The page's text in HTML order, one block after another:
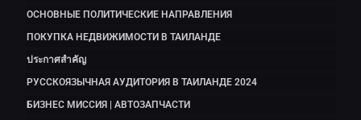
ОСНОВНЫЕ ПОЛИТИЧЕСКИЕ НАПРАВЛЕНИЯ
ПОКУПКА НЕДВИЖИМОСТИ В ТАИЛАНДЕ
ประกาศสำคัญ
РУССКОЯЗЫЧНАЯ АУДИТОРИЯ В ТАИЛАНДЕ 2024
БИЗНЕС МИССИЯ | АВТОЗАПЧАСТИ